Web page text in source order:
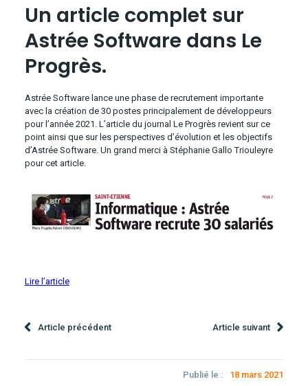
Un article complet sur
Astrée Software dans Le
Progrès.
Astrée Software lance une phase de recrutement importante
avec la création de 30 postes principalement de développeurs
pour l’année 2021. L’article du journal Le Progrès revient sur ce
point ainsi que sur les perspectives d’évolution et les objectifs
d’Astrée Software. Un grand merci à Stéphanie Gallo Triouleyre
pour cet article.
Lire l’article
Article précédent Article suivant
Publié le : 18 mars 2021